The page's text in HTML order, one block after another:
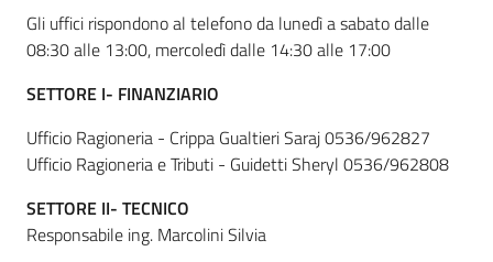
Tutti
gli
argomenti...
Seguici
Gli uffici rispondono al telefono da lunedì a sabato dalle
08:30 alle 13:00, mercoledì dalle 14:30 alle 17:00
SETTORE I- FINANZIARIO
Ufficio Ragioneria - Crippa Gualtieri Saraj 0536/962827
Ufficio Ragioneria e Tributi - Guidetti Sheryl 0536/962808
SETTORE II- TECNICO
Responsabile ing. Marcolini Silvia